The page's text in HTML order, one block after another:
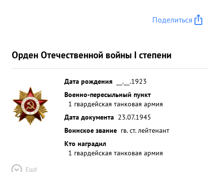
Поделиться
Орден Отечественной войны I степени
Дата рождения
__.__.1923
Военно-пересыльный пункт
1 гвардейская танковая армия
Дата документа 23.07.1945
Воинское звание гв. ст. лейтенант
Кто наградил
1 гвардейская танковая армия
Ещё